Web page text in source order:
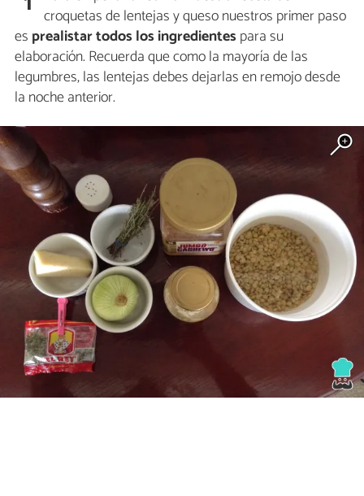
croquetas de lentejas y queso nuestros primer paso
es prealistar todos los ingredientes para su
elaboración. Recuerda que como la mayoría de las
legumbres, las lentejas debes dejarlas en remojo desde
la noche anterior.